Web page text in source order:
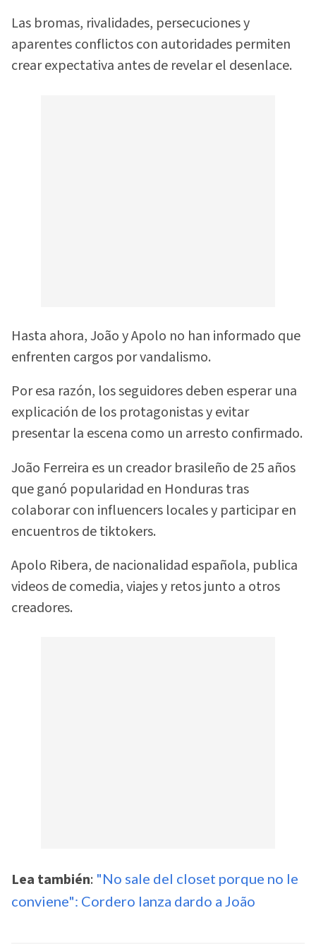
Las bromas, rivalidades, persecuciones y
aparentes conflictos con autoridades permiten
crear expectativa antes de revelar el desenlace.
Hasta ahora, João y Apolo no han informado que
enfrenten cargos por vandalismo.
Por esa razón, los seguidores deben esperar una
explicación de los protagonistas y evitar
presentar la escena como un arresto confirmado.
João Ferreira es un creador brasileño de 25 años
que ganó popularidad en Honduras tras
colaborar con influencers locales y participar en
encuentros de tiktokers.
Apolo Ribera, de nacionalidad española, publica
videos de comedia, viajes y retos junto a otros
creadores.
Lea también: "No sale del closet porque no le
conviene": Cordero lanza dardo a João